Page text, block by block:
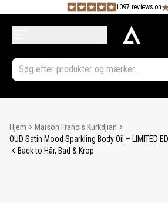
1097 reviews on
Hjem
Maison Francis Kurkdjian
OUD Satin Mood Sparkling Body Oil – LIMITED
Back to Hår, Bad & Krop